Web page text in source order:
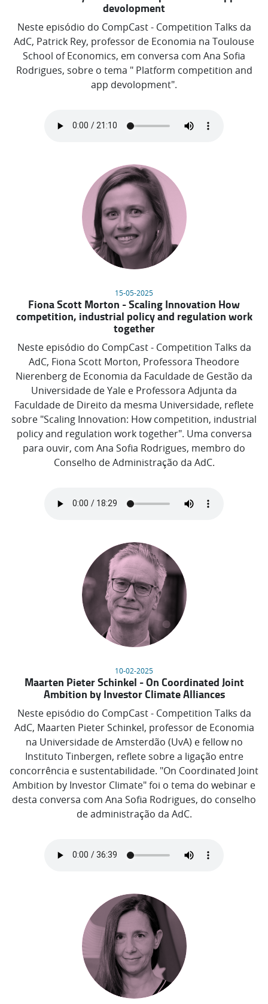
devolopment
Neste episódio do CompCast - Competition Talks da
AdC, Patrick Rey, professor de Economia na Toulouse
School of Economics, em conversa com Ana Sofia
Rodrigues, sobre o tema " Platform competition and
app devolopment".
15-05-2025
Fiona Scott Morton - Scaling Innovation How
competition, industrial policy and regulation work
together
Neste episódio do CompCast - Competition Talks da
AdC, Fiona Scott Morton, Professora Theodore
Nierenberg de Economia da Faculdade de Gestão da
Universidade de Yale e Professora Adjunta da
Faculdade de Direito da mesma Universidade, reflete
sobre "Scaling Innovation: How competition, industrial
policy and regulation work together". Uma conversa
para ouvir, com Ana Sofia Rodrigues, membro do
Conselho de Administração da AdC.
10-02-2025
Maarten Pieter Schinkel - On Coordinated Joint
Ambition by Investor Climate Alliances
Neste episódio do CompCast - Competition Talks da
AdC, Maarten Pieter Schinkel, professor de Economia
na Universidade de Amsterdão (UvA) e fellow no
Instituto Tinbergen, reflete sobre a ligação entre
concorrência e sustentabilidade. "On Coordinated Joint
Ambition by Investor Climate" foi o tema do webinar e
desta conversa com Ana Sofia Rodrigues, do conselho
de administração da AdC.